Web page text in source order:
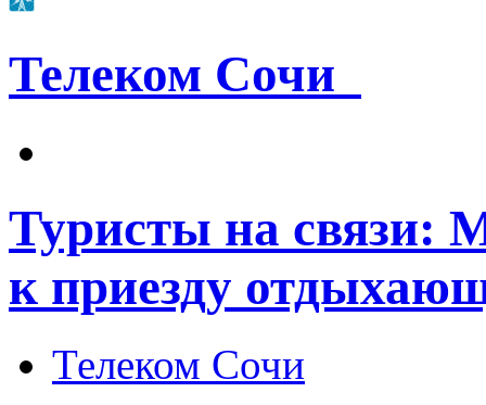
Телеком Сочи
Туристы на связи:
к приезду
Телеком Сочи